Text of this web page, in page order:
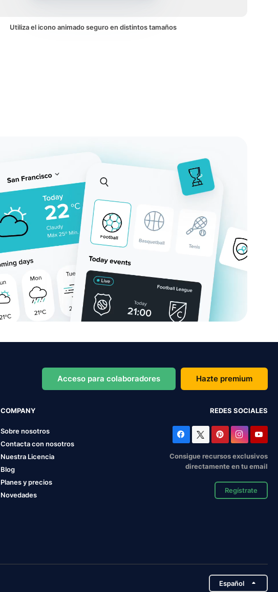
Utiliza el icono animado seguro en distintos tamaños
Acceso para colaboradores Hazte premium
COMPANY
Sobre nosotros
Contacta con nosotros
Nuestra Licencia
Blog
Planes y precios
Novedades
REDES SOCIALES
Consigue recursos exclusivos
directamente en tu email
Regístrate
Español